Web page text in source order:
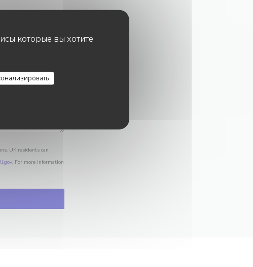
которые вы хотите
UK residents can
. For more information